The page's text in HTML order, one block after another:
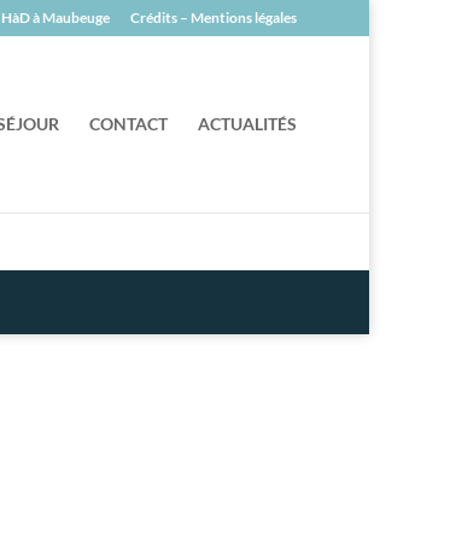
à Maubeuge Crédits – Mentions légales
CONTACT ACTUALITÉS